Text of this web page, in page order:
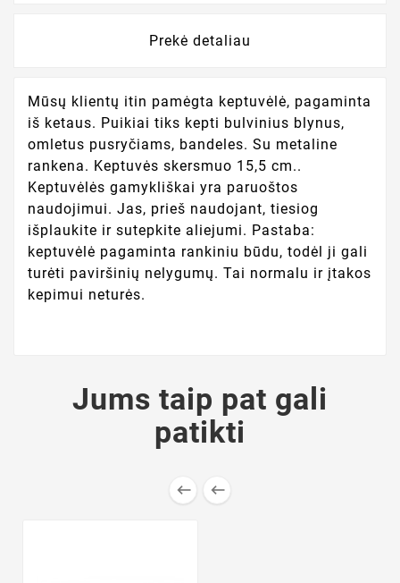
Prekė detaliau
Mūsų klientų itin pamėgta keptuvėlė, pagaminta
iš ketaus. Puikiai tiks kepti bulvinius blynus,
omletus pusryčiams, bandeles. Su metaline
rankena. Keptuvės skersmuo 15,5 cm..
Keptuvėlės gamykliškai yra paruoštos
naudojimui. Jas, prieš naudojant, tiesiog
išplaukite ir sutepkite aliejumi. Pastaba:
keptuvėlė pagaminta rankiniu būdu, todėl ji gali
turėti paviršinių nelygumų. Tai normalu ir įtakos
kepimui neturės.
Jums taip pat gali
patikti
 